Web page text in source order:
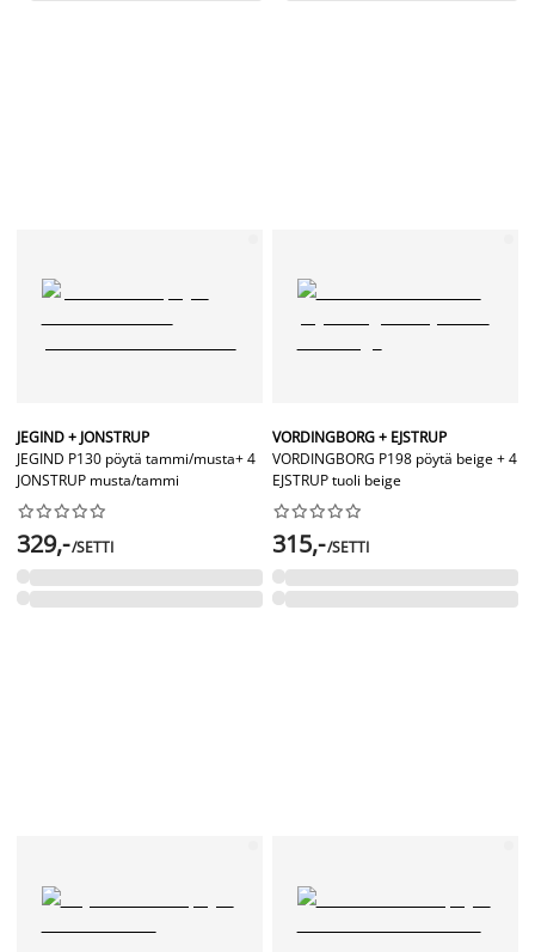
JEGIND + JONSTRUP
JEGIND P130 pöytä tammi/musta+ 4
JONSTRUP musta/tammi






329,-/SETTI
VORDINGBORG + EJSTRUP
VORDINGBORG P198 pöytä beige + 4
EJSTRUP tuoli beige






315,-/SETTI